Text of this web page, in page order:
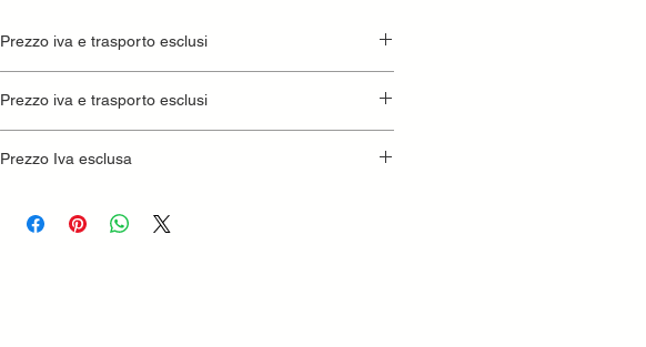
Prezzo iva e trasporto esclusi
Prezzo iva e trasporto esclusi
Prezzo Iva esclusa